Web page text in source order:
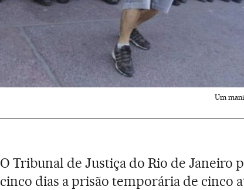
Um
O Tribunal de Justiça do Rio de Janeiro
cinco dias a prisão temporária de cinco